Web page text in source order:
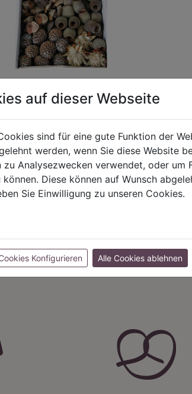
Versandkosten. Für Irrtümer und
Berechnung eines
der Bildschirmdarstellung und dem
auf dieser Webseite
sind für eine gute Funktion der
werden, wenn Sie diese Website
Analysezwecken verwendet, oder um
Diese können auf Wunsch
Sie Einwilligung zu unseren Cookies.
Konfigurieren Alle Cookies ablehnen